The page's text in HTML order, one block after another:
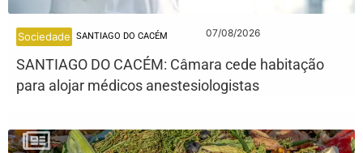
Sociedade SANTIAGO DO CACÉM 07/08/2026
SANTIAGO DO CACÉM: Câmara cede habitação
para alojar médicos anestesiologistas